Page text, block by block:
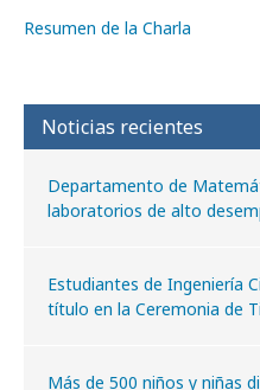
Resumen de la Charla
Noticias recientes
Departamento de
laboratorios de alto
Estudiantes de Ingeniería
título en la Ceremonia de
Más de 500 niños y niñas